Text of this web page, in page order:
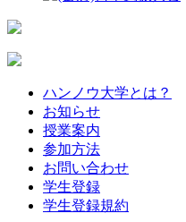
ハンノウ大学とは？
お知らせ
授業案内
参加方法
お問い合わせ
学生登録
学生登録規約